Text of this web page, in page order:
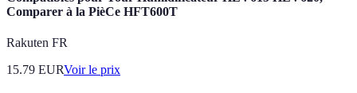
Comparer à la PièCe HFT600T
Rakuten FR
15.79 EURVoir le prix